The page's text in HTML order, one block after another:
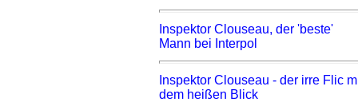
Inspektor Clouseau, der 'beste'
Mann bei Interpol
Inspektor Clouseau - der irre Flic
dem heißen Blick